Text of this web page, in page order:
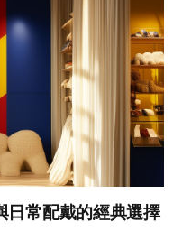
日常配戴的經典選擇